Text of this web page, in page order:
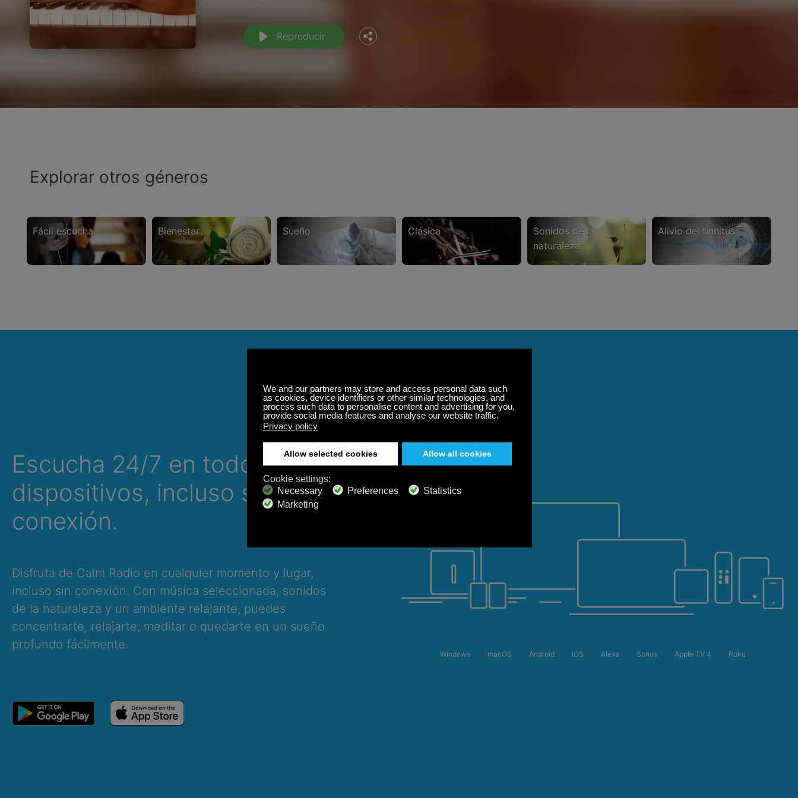
Reproducir
Explorar otros géneros
fácil escucha bienestar sueño clásica
sonidos de la
naturaleza
alivio del tinnitus
Escucha 24/7 en todos tus
dispositivos, incluso sin
conexión.
Disfruta de Calm Radio en cualquier momento y lugar,
incluso sin conexión. Con música seleccionada, sonidos
de la naturaleza y un ambiente relajante, puedes
concentrarte, relajarte, meditar o quedarte en un sueño
profundo fácilmente.
Windows macOS Android iOS Alexa Sonos Apple TV 4 Roku